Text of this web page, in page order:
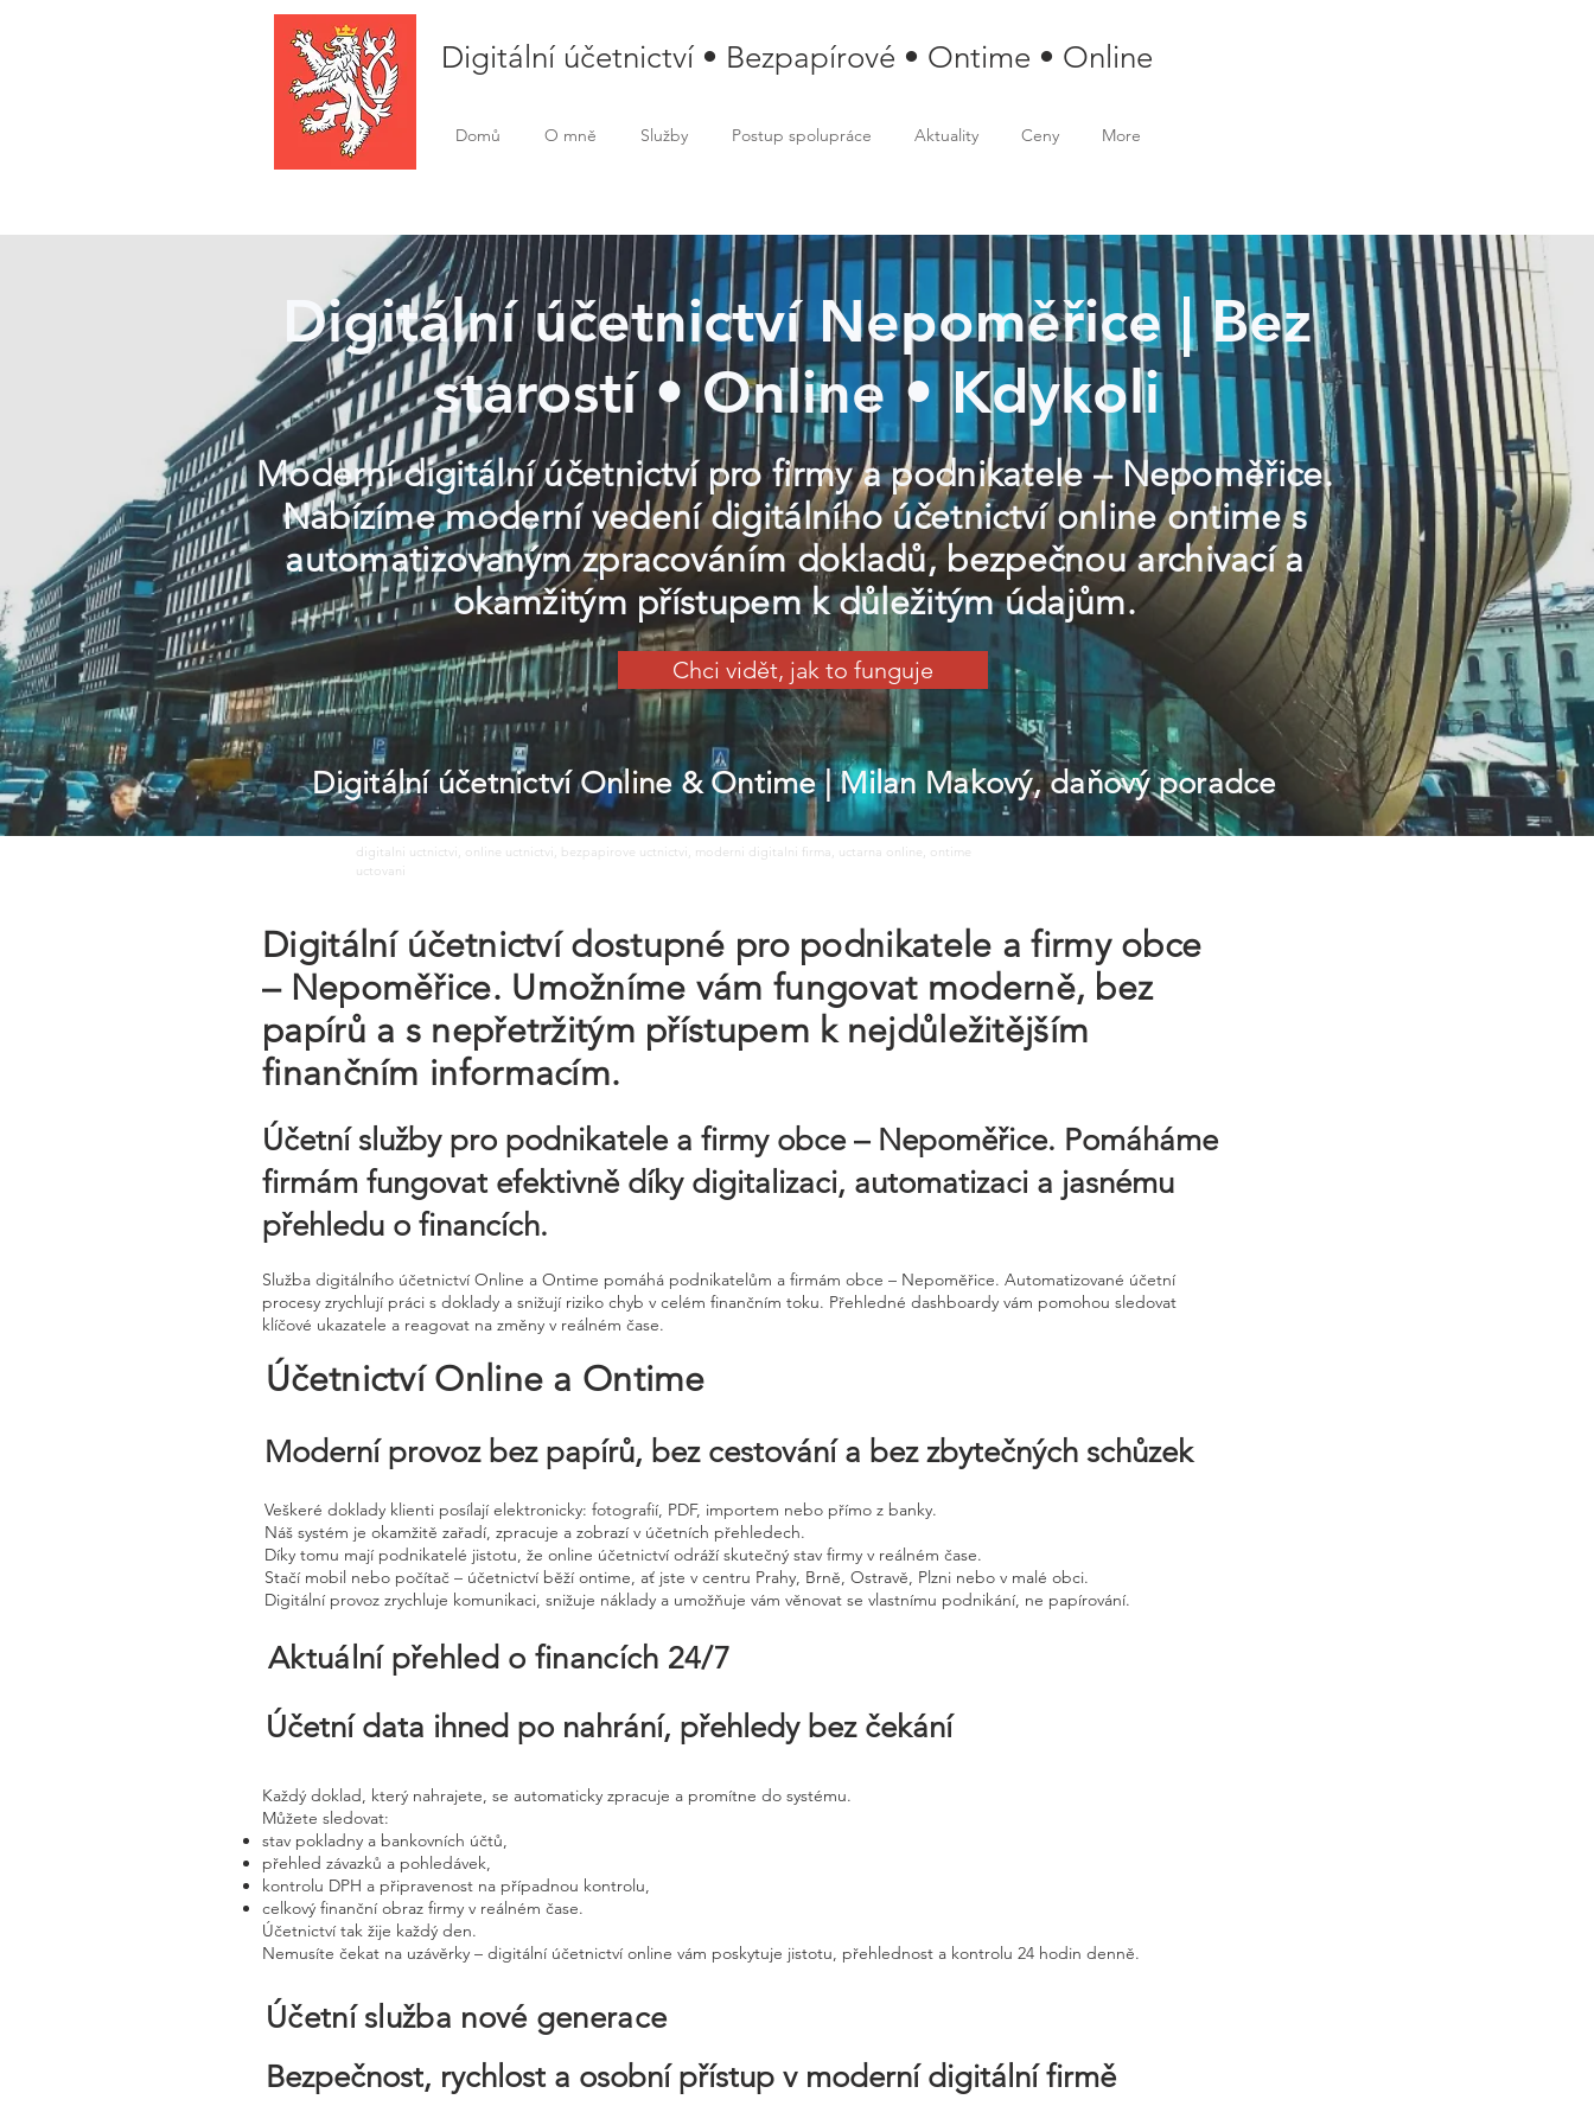
Digitální účetnictví • Bezpapírové • Ontime • Online
Domů O mně Služby Postup spolupráce Aktuality Ceny More
Digitální účetnictví Nepoměřice | Bez
starostí • Online • Kdykoli
Moderní digitální účetnictví pro firmy a podnikatele – Nepoměřice.
Nabízíme moderní vedení digitálního účetnictví online ontime s
automatizovaným zpracováním dokladů, bezpečnou archivací a
okamžitým přístupem k důležitým údajům.
Chci vidět, jak to funguje
Digitální účetnictví Online & Ontime| Milan Makový, daňový poradce
digitalni uctnictvi, online uctnictvi, bezpapirove uctnictvi, moderni digitalni firma, uctarna online, ontime
uctovani
Digitální účetnictví dostupné pro podnikatele a firmy obce
– Nepoměřice. Umožníme vám fungovat moderně, bez
papírů a s nepřetržitým přístupem k nejdůležitějším
finančním informacím.
Účetní služby pro podnikatele a firmy obce – Nepoměřice. Pomáháme
firmám fungovat efektivně díky digitalizaci, automatizaci a jasnému
přehledu o financích.
Služba digitálního účetnictví Online a Ontime pomáhá podnikatelům a firmám obce – Nepoměřice. Automatizované účetní
procesy zrychlují práci s doklady a snižují riziko chyb v celém finančním toku. Přehledné dashboardy vám pomohou sledovat
klíčové ukazatele a reagovat na změny v reálném čase.
Účetnictví Online a Ontime
Moderní provoz bez papírů, bez cestování a bez zbytečných schůzek
Veškeré doklady klienti posílají elektronicky: fotografií, PDF, importem nebo přímo z banky.
Náš systém je okamžitě zařadí, zpracuje a zobrazí v účetních přehledech.
Díky tomu mají podnikatelé jistotu, že online účetnictví odráží skutečný stav firmy v reálném čase.
Stačí mobil nebo počítač – účetnictví běží ontime, ať jste v centru Prahy, Brně, Ostravě, Plzni nebo v malé obci.
Digitální provoz zrychluje komunikaci, snižuje náklady a umožňuje vám věnovat se vlastnímu podnikání, ne papírování.
Aktuální přehled o financích 24/7
Účetní data ihned po nahrání, přehledy bez čekání
Každý doklad, který nahrajete, se automaticky zpracuje a promítne do systému.
Můžete sledovat:
stav pokladny a bankovních účtů,
přehled závazků a pohledávek,
kontrolu DPH a připravenost na případnou kontrolu,
celkový finanční obraz firmy v reálném čase.
Účetnictví tak žije každý den.
Nemusíte čekat na uzávěrky – digitální účetnictví online vám poskytuje jistotu, přehlednost a kontrolu 24 hodin denně.
Účetní služba nové generace
Bezpečnost, rychlost a osobní přístup v moderní digitální firmě